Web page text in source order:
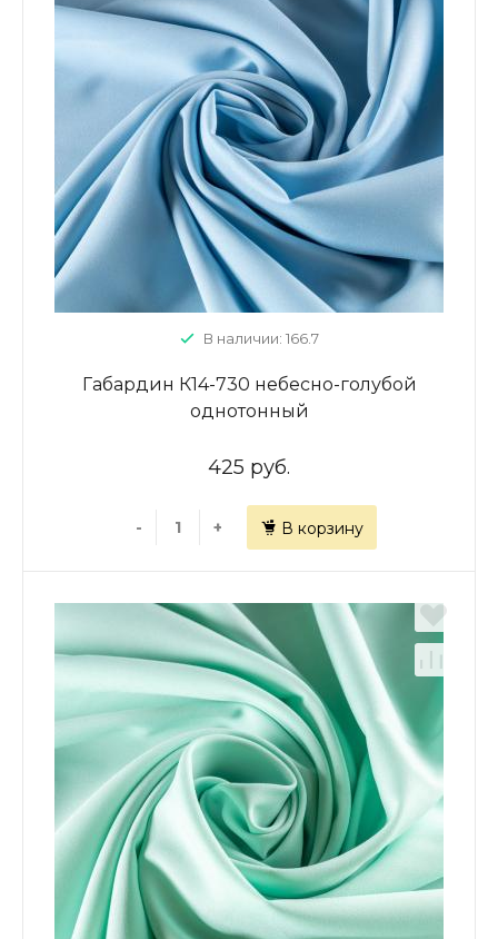
В наличии: 166.7
Габардин К14-730 небесно-голубой
однотонный
425 руб.
- + В корзину